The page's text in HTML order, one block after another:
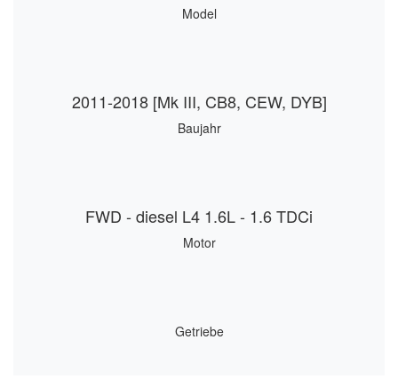
Model
2011-2018 [Mk III, CB8, CEW, DYB]
Baujahr
FWD - diesel L4 1.6L - 1.6 TDCi
Motor
Getriebe